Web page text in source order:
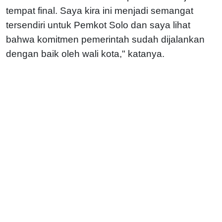
tempat final. Saya kira ini menjadi semangat
tersendiri untuk Pemkot Solo dan saya lihat
bahwa komitmen pemerintah sudah dijalankan
dengan baik oleh wali kota," katanya.